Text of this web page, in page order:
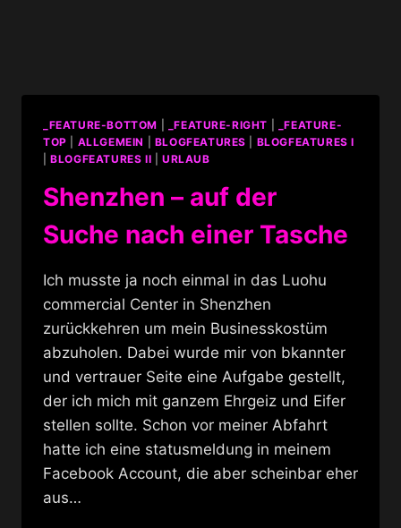
_FEATURE-BOTTOM _FEATURE-RIGHT
_FEATURE-
TOP
ALLGEMEIN BLOGFEATURES
BLOGFEATURES I
|BLOGFEATURES II URLAUB
Shenzhen – auf der
Suche nach einer Tasche
Ich musste ja noch einmal in das Luohu
commercial Center in Shenzhen
zurückkehren um mein Businesskostüm
abzuholen. Dabei wurde mir von bkannter
und vertrauer Seite eine Aufgabe gestellt,
der ich mich mit ganzem Ehrgeiz und Eifer
stellen sollte. Schon vor meiner Abfahrt
hatte ich eine statusmeldung in meinem
Facebook Account, die aber scheinbar eher
aus…